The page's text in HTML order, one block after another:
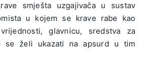
smješta uzgajivača u sustav
u kojem se krave rabe kao
glavnicu, sredstva za
se želi ukazati na apsurd u tim